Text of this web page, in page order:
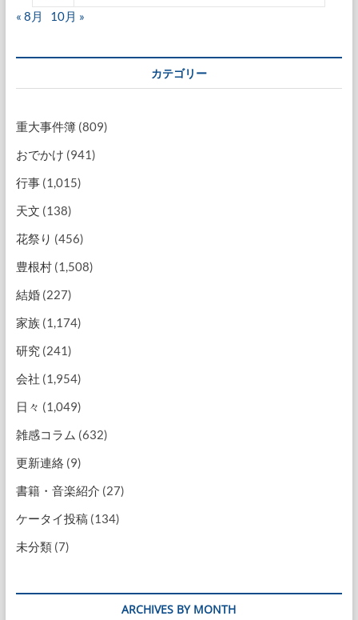
« 8月
10月 »
カテゴリー
重大事件簿(809)
おでかけ (941)
行事(1,015)
天文 (138)
花祭り (456)
豊根村(1,508)
結婚(227)
家族(1,174)
研究(241)
会社 (1,954)
日々 (1,049)
雑感コラム (632)
更新連絡(9)
書籍・音楽紹介 (27)
ケータイ投稿(134)
未分類(7)
ARCHIVES BY MONTH